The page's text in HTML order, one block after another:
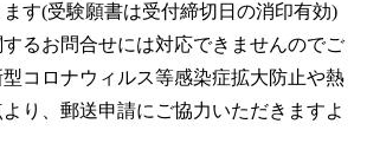
す(受験願書は受付締切日の消印有効)
るお問合せには対応できませんのでご
型コロナウィルス等感染症拡大防止や熱
り、郵送申請にご協力いただきますよ